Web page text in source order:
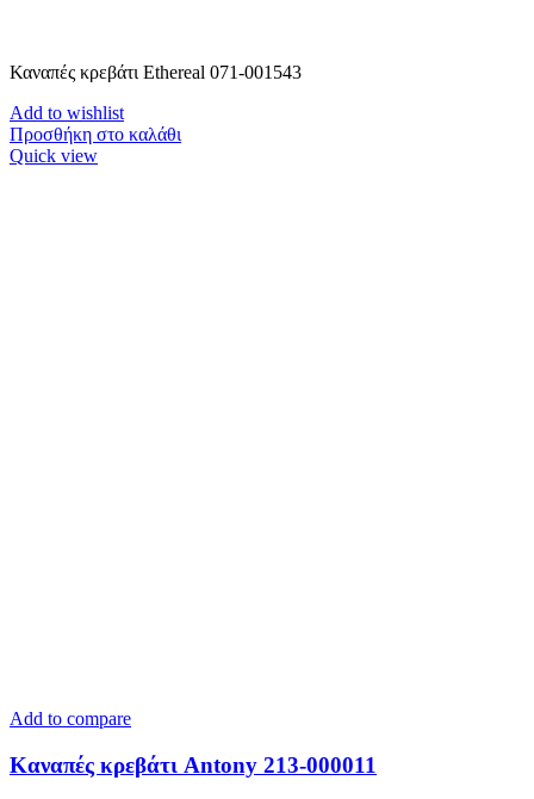
Καναπές κρεβάτι Ethereal 071-001543
Add to wishlist
Προσθήκη στο καλάθι
Quick view
Add to compare
Kαναπές κρεβάτι Antony 213-000011